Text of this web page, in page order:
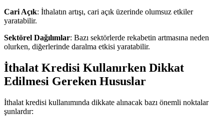
Cari Açık: İthalatın artışı, cari açık üzerinde olumsuz etkiler
yaratabilir.
Sektörel Dağılımlar: Bazı sektörlerde rekabetin artmasına neden
olurken, diğerlerinde daralma etkisi yaratabilir.
İthalat Kredisi Kullanırken Dikkat
Edilmesi Gereken Hususlar
İthalat kredisi kullanımında dikkate alınacak bazı önemli noktalar
şunlardır: